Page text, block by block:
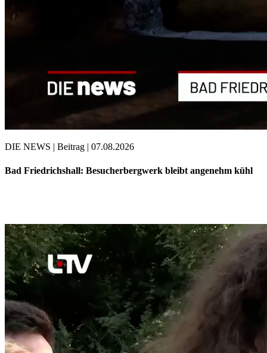
DIE NEWS | Beitrag | 07.08.2026
Bad Friedrichshall: Besucherbergwerk bleibt angenehm kühl